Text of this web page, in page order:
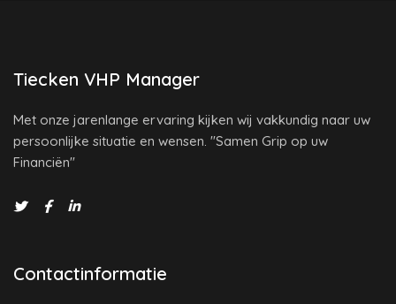
Tiecken VHP Manager
Met onze jarenlange ervaring kijken wij vakkundig naar uw
persoonlijke situatie en wensen. "Samen Grip op uw
Financiën"
Contactinformatie